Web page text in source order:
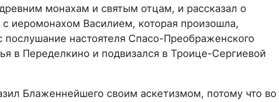
монахам и святым отцам, и рассказал о
с иеромонахом Василием, которая произошла,
настоятеля Спасо-Преображенского
в Переделкино и подвизался в Троице-Сергиевой
Блаженнейшего своим аскетизмом, потому что во